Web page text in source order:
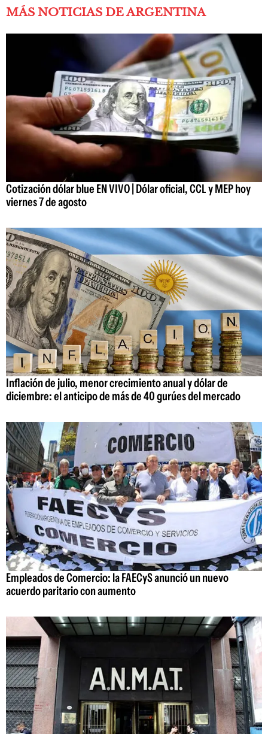
MÁS NOTICIAS DE ARGENTINA
Cotización dólar blue EN VIVO | Dólar oficial, CCL y MEP hoy
viernes 7 de agosto
Inflación de julio, menor crecimiento anual y dólar de
diciembre: el anticipo de más de 40 gurúes del mercado
Empleados de Comercio: la FAECyS anunció un nuevo
acuerdo paritario con aumento